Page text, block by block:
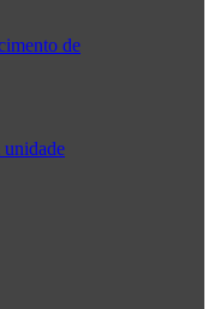
de
unidade